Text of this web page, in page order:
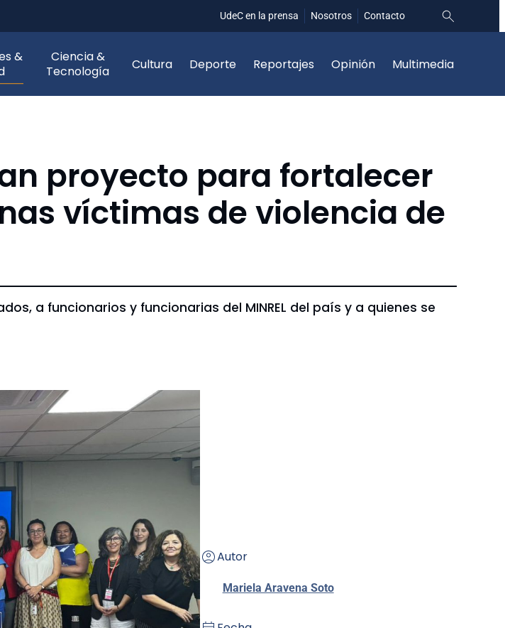
UdeC en la prensa Nosotros Contacto
&
Ciencia &
Tecnología
Cultura Deporte Reportajes Opinión Multimedia
proyecto para fortalecer
víctimas de violencia de
a funcionarios y funcionarias del MINREL del país y a quienes se
Autor
Mariela Aravena Soto